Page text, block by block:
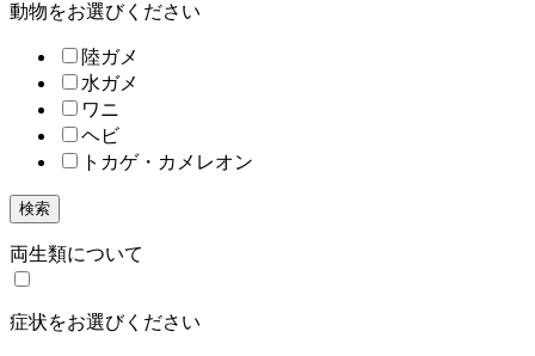
動物をお選びください
陸ガメ
水ガメ
ワニ
ヘビ
トカゲ・カメレオン
検索
両生類について
症状をお選びください